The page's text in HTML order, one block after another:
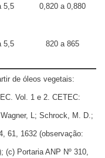
5,5 0,820 a 0,880
5,5 820 a 865
de óleos vegetais:
Vol. 1 e 2. CETEC:
L; Schrock, M. D.;
61, 1632 (observação:
(c) Portaria ANP Nº 310,